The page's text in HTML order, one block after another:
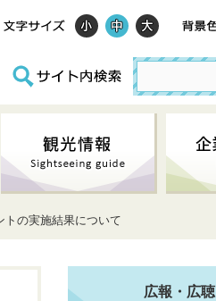
の実施結果について
広報・広聴